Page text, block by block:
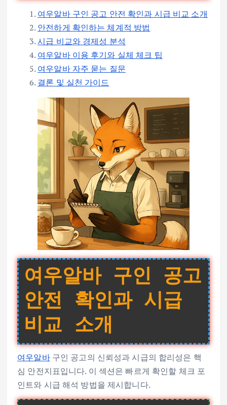
여우알바 구인 공고 안전 확인과 시급 비교 소개
안전하게 확인하는 체계적 방법
시급 비교와 경제성 분석
여우알바 이용 후기와 실체 체크 팁
여우알바 자주 묻는 질문
결론 및 실천 가이드
여우알바 구인 공고
안전 확인과 시급
비교 소개
여우알바구인 공고의 신뢰성과 시급의 합리성은 핵
심 안전지표입니다. 이 섹션은 빠르게 확인할 체크 포
인트와 시급 해석 방법을 제시합니다.